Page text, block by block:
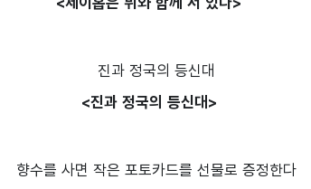
<진과 정국의 등신대>